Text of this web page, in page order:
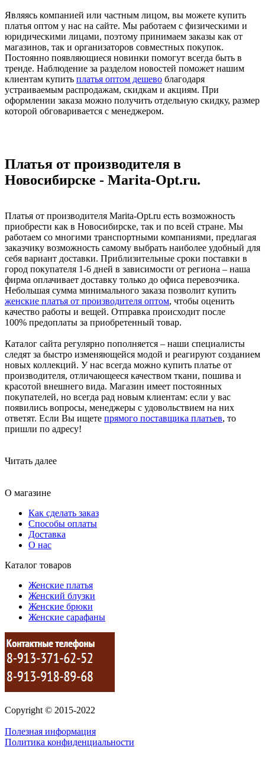
Являясь компанией или частным лицом, вы можете купить
платья оптом у нас на сайте. Мы работаем с физическими и
юридическими лицами, поэтому принимаем заказы как от
магазинов, так и организаторов совместных покупок.
Постоянно появляющиеся новинки помогут всегда быть в
тренде. Наблюдение за разделом новостей поможет нашим
клиентам купить платья оптом дешево благодаря
устраиваемым распродажам, скидкам и акциям. При
оформлении заказа можно получить отдельную скидку, размер
которой обговаривается с менеджером.
Платья от производителя в
Новосибирске - Marita-Opt.ru.
Платья от производителя Marita-Opt.ru есть возможность
приобрести как в Новосибирске, так и по всей стране. Мы
работаем со многими транспортными компаниями, предлагая
заказчику возможность самому выбрать наиболее удобный для
себя вариант доставки. Приблизительные сроки поставки в
город покупателя 1-6 дней в зависимости от региона – наша
фирма оплачивает доставку только до офиса перевозчика.
Небольшая сумма минимального заказа позволит купить
женские платья от производителя оптом, чтобы оценить
качество работы и вещей. Отправка происходит после
100% предоплаты за приобретенный товар.
Каталог сайта регулярно пополняется – наши специалисты
следят за быстро изменяющейся модой и реагируют созданием
новых коллекций. У нас всегда можно купить платье от
производителя, отличающееся качеством ткани, пошива и
красотой внешнего вида. Магазин имеет постоянных
покупателей, но всегда рад новым клиентам: если у вас
появились вопросы, менеджеры с удовольствием на них
ответят. Если Вы ищете прямого поставщика платьев, то
пришли по адресу!
Читать далее
О магазине
Как сделать заказ
Способы оплаты
Доставка
О нас
Каталог товаров
Женские платья
Женский блузки
Женские брюки
Женские сарафаны
Copyright © 2015-2022
Полезная информация
Политика конфиденциальности